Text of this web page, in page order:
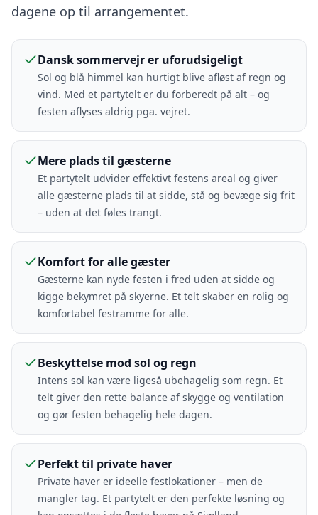
dagene op til arrangementet.
Dansk sommervejr er uforudsigeligt
Sol og blå himmel kan hurtigt blive afløst af regn og
vind. Med et partytelt er du forberedt på alt – og
festen aflyses aldrig pga. vejret.
Mere plads til gæsterne
Et partytelt udvider effektivt festens areal og giver
alle gæsterne plads til at sidde, stå og bevæge sig frit
– uden at det føles trangt.
Komfort for alle gæster
Gæsterne kan nyde festen i fred uden at sidde og
kigge bekymret på skyerne. Et telt skaber en rolig og
komfortabel festramme for alle.
Beskyttelse mod sol og regn
Intens sol kan være ligeså ubehagelig som regn. Et
telt giver den rette balance af skygge og ventilation
og gør festen behagelig hele dagen.
Perfekt til private haver
Private haver er ideelle festlokationer – men de
mangler tag. Et partytelt er den perfekte løsning og